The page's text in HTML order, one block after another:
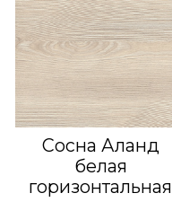
Сосна Аланд
белая
горизонтальная